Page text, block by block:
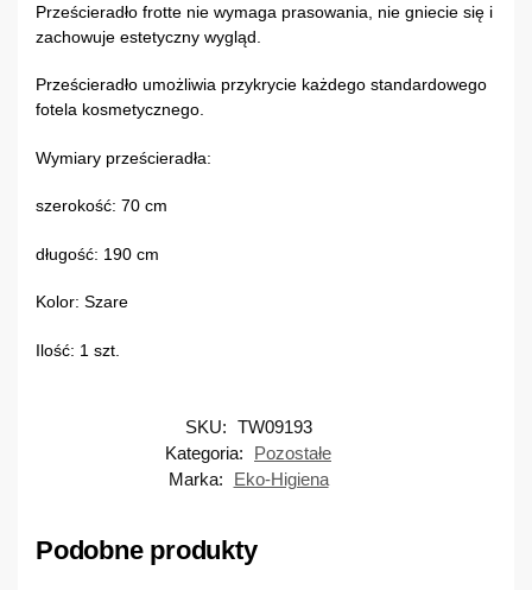
Prześcieradło frotte nie wymaga prasowania, nie gniecie się i
zachowuje estetyczny wygląd.
Prześcieradło umożliwia przykrycie każdego standardowego
fotela kosmetycznego.
Wymiary prześcieradła:
szerokość: 70 cm
długość: 190 cm
Kolor: Szare
Ilość: 1 szt.
SKU: TW09193
Kategoria:
Pozostałe
Marka:
Eko-Higiena
Podobne produkty